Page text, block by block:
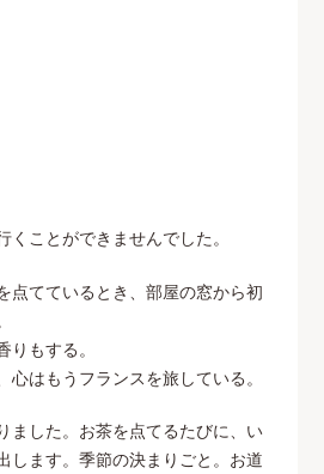
くことができませんでした。
点てているとき、部屋の窓から初
りもする。
心はもうフランスを旅している。
ました。お茶を点てるたびに、い
します。季節の決まりごと。お道